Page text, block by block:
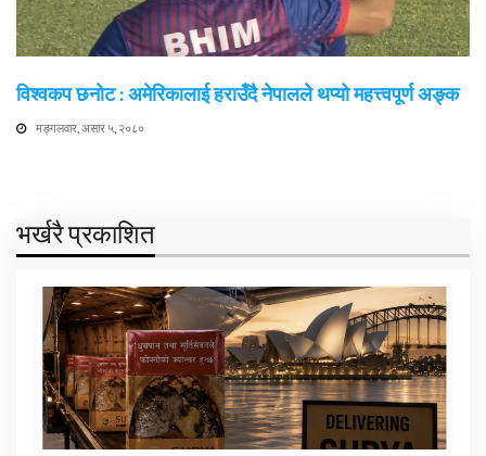
विश्वकप छनोट : अमेरिकालाई हराउँदै नेपालले थप्यो महत्त्वपूर्ण अङ्क
मङ्गलवार, असार ५, २०८०
भर्खरै प्रकाशित